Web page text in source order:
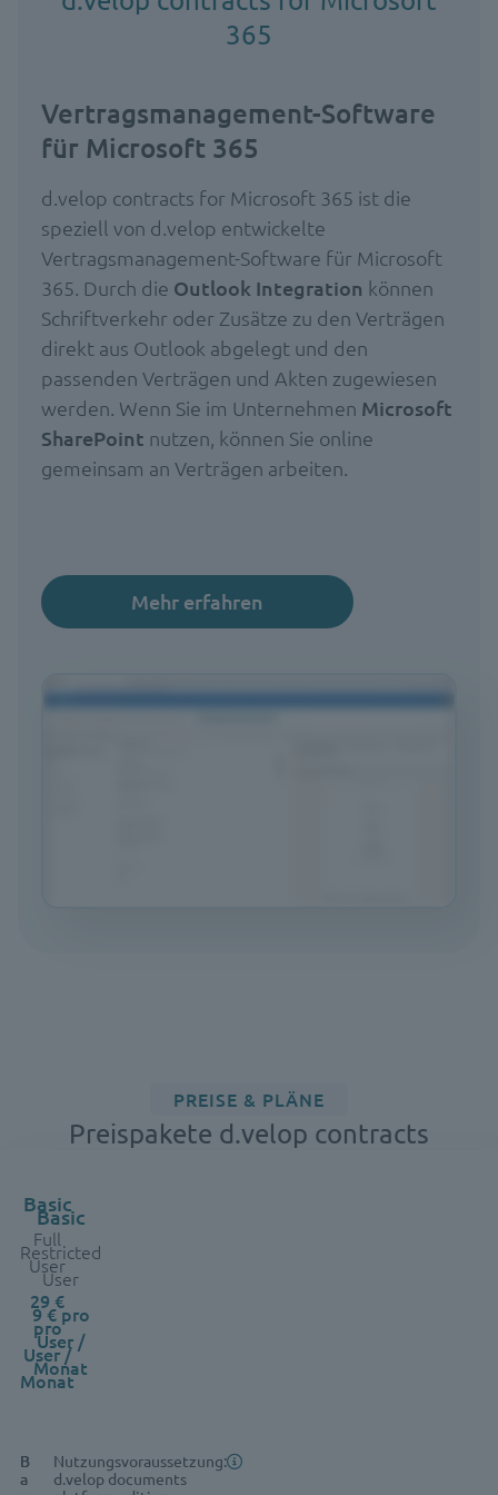
365
Vertragsmanagement-Software
für Microsoft 365
d.velop contracts for Microsoft 365 ist die
speziell von d.velop entwickelte
Vertragsmanagement-Software für Microsoft
365. Durch die Outlook Integration können
Schriftverkehr oder Zusätze zu den Verträgen
direkt aus Outlook abgelegt und den
passenden Verträgen und Akten zugewiesen
werden. Wenn Sie im Unternehmen Microsoft
SharePoint nutzen, können Sie online
gemeinsam an Verträgen arbeiten.
Mehr erfahren
PREISE & PLÄNE
Preispakete d.velop contracts
Feature
Basic
Restricted
User
9 € pro
User /
Monat
Basic
Full
User
29 €
pro
User /
Monat
Nutzungsvoraussetzung:
d.velop documents
B
a
B
a